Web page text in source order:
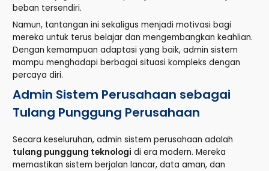
beban tersendiri.
Namun, tantangan ini sekaligus menjadi motivasi bagi
mereka untuk terus belajar dan mengembangkan keahlian.
Dengan kemampuan adaptasi yang baik, admin sistem
mampu menghadapi berbagai situasi kompleks dengan
percaya diri.
Admin Sistem Perusahaan sebagai
Tulang Punggung Perusahaan
Secara keseluruhan, admin sistem perusahaan adalah
tulang punggung teknologi di era modern. Mereka
memastikan sistem berjalan lancar, data aman, dan